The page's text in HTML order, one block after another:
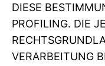
DIESE
PROFILING. DIE
VERARBEITUNG